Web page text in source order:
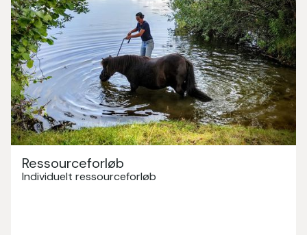
Ressourceforløb
Individuelt ressourceforløb